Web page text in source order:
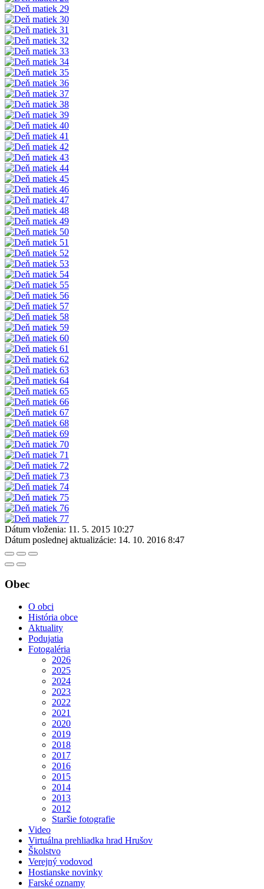
Dátum vloženia: 11. 5. 2015 10:27
Dátum poslednej aktualizácie: 14. 10. 2016 8:47
Obec
O obci
História obce
Aktuality
Podujatia
Fotogaléria
2026
2025
2024
2023
2022
2021
2020
2019
2018
2017
2016
2015
2014
2013
2012
Staršie fotografie
Video
Virtuálna prehliadka hrad Hrušov
Školstvo
Verejný vodovod
Hostianske novinky
Farské oznamy